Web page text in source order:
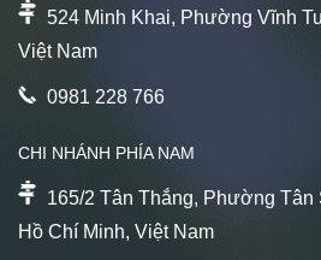
524 Minh Khai, Phường Vĩnh
Việt Nam
0981 228 766
CHI NHÁNH PHÍA NAM
165/2 Tân Thắng, Phường
Hồ Chí Minh, Việt Nam